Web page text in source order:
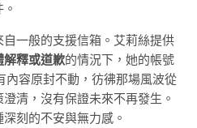
一般的支援信箱。艾莉絲提供
解釋或道歉的情況下，她的帳號
容原封不動，彷彿那場風波從
清，沒有保證未來不再發生。
刻的不安與無力感。